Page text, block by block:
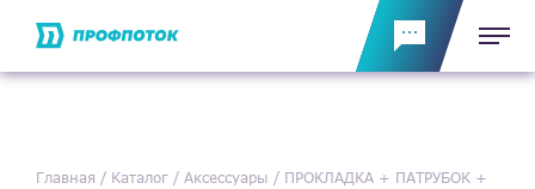
Главная Каталог Аксессуары
ПРОКЛАДКА + ПАТРУБОК +